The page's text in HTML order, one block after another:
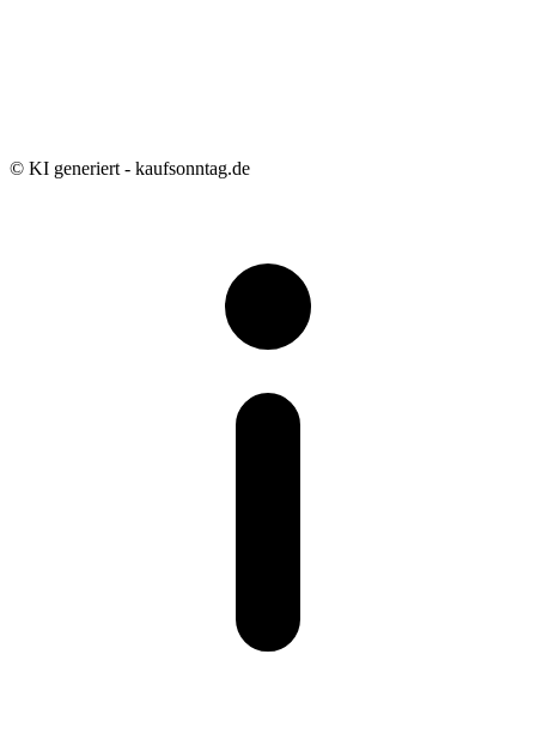
© KI generiert - kaufsonntag.de